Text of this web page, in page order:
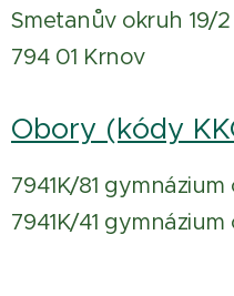
Smetanův okruh 19/2
794 01 Krnov
Obory (kódy
7941K/81
7941K/41